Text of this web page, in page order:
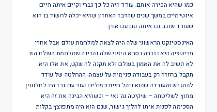
כמו שהיא הכירה אותם. עודד היה כל כך גברי וקיים איתה חיים
אינטימיים במשך שנים שהדבר האחרון שהיא יכלה לחשוד בו הוא
שעודד שוכב גם איתה וגם עם אורן.
האינסטינקט הראשוני שלה היה לצאת למלחמת עולם אבל אחרי
מדיטציה היא נזכרה בסבא היפני שלה והבינה שמלחמת העולם הזו
לא תשיב לה את האמון בעולם ולא תקנה לה שקט, את אלו היא
תקבל בחזרה רק בעבודה פנימית על עצמה. ההחלטה של עודד
להתגרש והעובדה שהוא ניהל חיים כפולים ועוד עם גבר היו לחלוטין
מחוץ לשליטתה – שיקיטה גה נאי – וכשהיא הבינה את זה היא
הסכימה לפנות איתו להליך גישור, שגם הוא היה מתפוצץ בקלות